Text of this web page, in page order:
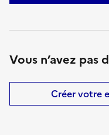
Vous n’avez pas
Créer votre